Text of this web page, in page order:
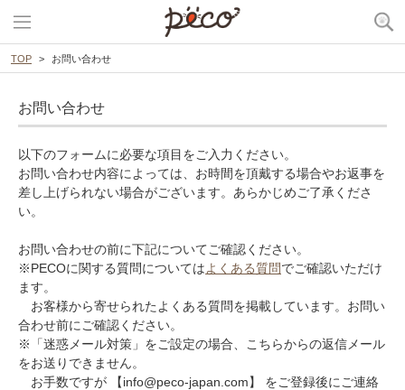
TOP お問い合わせ
お問い合わせ
以下のフォームに必要な項目をご入力ください。
お問い合わせ内容によっては、お時間を頂戴する場合やお返事を
差し上げられない場合がございます。あらかじめご了承くださ
い。
お問い合わせの前に下記についてご確認ください。
※PECOに関する質問についてはよくある質問でご確認いただけ
ます。
お客様から寄せられたよくある質問を掲載しています。お問い
合わせ前にご確認ください。
※「迷惑メール対策」をご設定の場合、こちらからの返信メール
をお送りできません。
お手数ですが 【info@peco-japan.com】 をご登録後にご連絡